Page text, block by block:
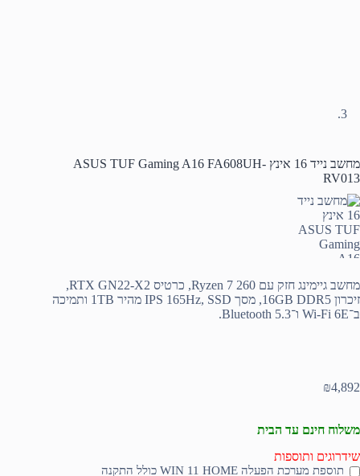
מחשב נייד 16 אינץ ASUS TUF Gaming A16 FA608UH-
RV013
מחשב גיימינג חזק עם Ryzen 7 260, כרטיס RTX GN22-X2,
זיכרון 16GB DDR5, מסך IPS 165Hz, SSD מהיר 1TB ותמיכה
ב־Wi-Fi 6E ו־Bluetooth 5.3.
₪4,892
משלוח חינם עד הבית
שידרוגים ותוספות
תוספת מערכת הפעלה WIN 11 HOME כולל התקנה